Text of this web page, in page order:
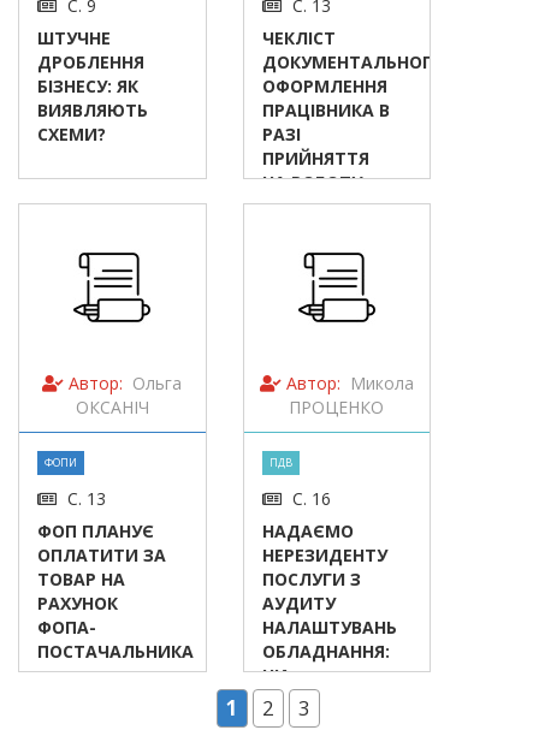
1 2 3
С. 9
ШТУЧНЕ
ДРОБЛЕННЯ
БІЗНЕСУ: ЯК
ВИЯВЛЯЮТЬ
СХЕМИ?
С. 13
ЧЕКЛІСТ
ДОКУМЕНТАЛЬНОГО
ОФОРМЛЕННЯ
ПРАЦІВНИКА В
РАЗІ
ПРИЙНЯТТЯ
НА РОБОТУ
Автор: Ольга
ОКСАНІЧ
ФОПИ
С. 13
ФОП ПЛАНУЄ
ОПЛАТИТИ ЗА
ТОВАР НА
РАХУНОК
ФОПА-
ПОСТАЧАЛЬНИКА
Автор: Микола
ПРОЦЕНКО
ПДВ
С. 16
НАДАЄМО
НЕРЕЗИДЕНТУ
ПОСЛУГИ З
АУДИТУ
НАЛАШТУВАНЬ
ОБЛАДНАННЯ:
ЧИ
ОБКЛАДАЄТЬСЯ
ТАКА